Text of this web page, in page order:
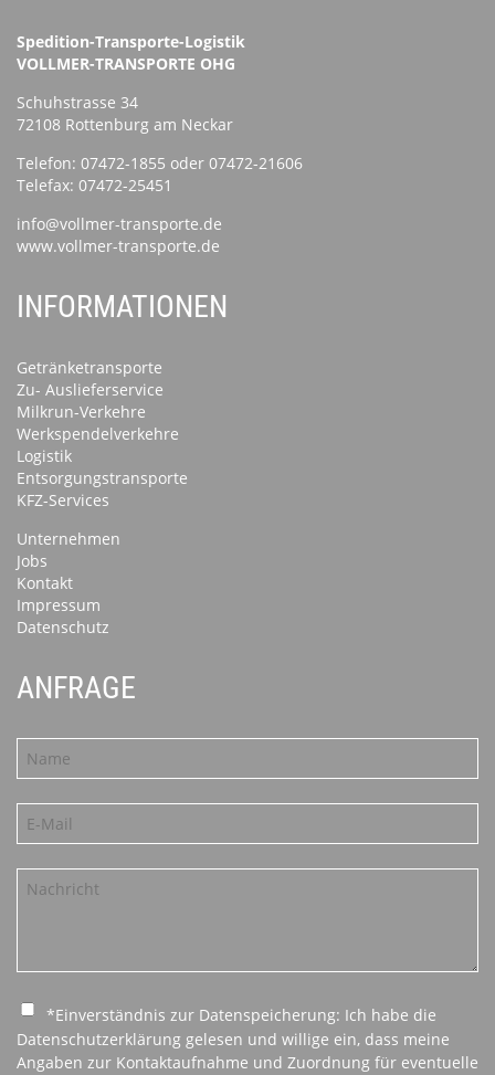
Spedition-Transporte-Logistik
VOLLMER-TRANSPORTE OHG
Schuhstrasse 34
72108 Rottenburg am Neckar
Telefon: 07472-1855 oder 07472-21606
Telefax: 07472-25451
info@vollmer-transporte.de
www.vollmer-transporte.de
INFORMATIONEN
Getränketransporte
Zu- Auslieferservice
Milkrun-Verkehre
Werkspendelverkehre
Logistik
Entsorgungstransporte
KFZ-Services
Unternehmen
Jobs
Kontakt
Impressum
Datenschutz
ANFRAGE
*Einverständnis zur Datenspeicherung: Ich habe die
Datenschutzerklärung gelesen und willige ein, dass meine
Angaben zur Kontaktaufnahme und Zuordnung für eventuelle